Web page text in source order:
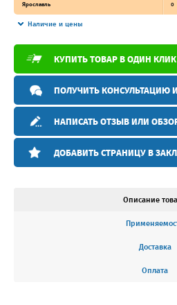
Ярославль 0
Наличие и цены
КУПИТЬ ТОВАР В ОДИН
ПОЛУЧИТЬ КОНСУЛЬТАЦИЮ
НАПИСАТЬ ОТЗЫВ ИЛИ
ДОБАВИТЬ СТРАНИЦУ В
Описание
Доставка
Оплата